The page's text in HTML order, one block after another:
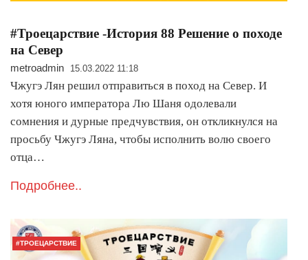
#Троецарствие -История 88 Решение о походе
на Север
metroadmin 15.03.2022 11:18
Чжугэ Лян решил отправиться в поход на Север. И
хотя юного императора Лю Шаня одолевали
сомнения и дурные предчувствия, он откликнулся на
просьбу Чжугэ Ляна, чтобы исполнить волю своего
отца…
Подробнее..
#ТРОЕЦАРСТВИЕ